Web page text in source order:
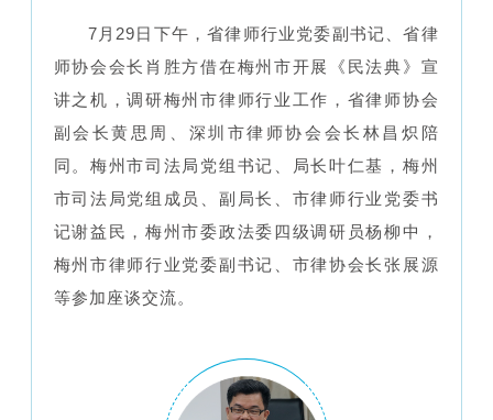
7月29日下午，省律师行业党委副书记、省律
师协会会长肖胜方借在梅州市开展《民法典》宣
讲之机，调研梅州市律师行业工作，省律师协会
副会长黄思周、深圳市律师协会会长林昌炽陪
同。梅州市司法局党组书记、局长叶仁基，梅州
市司法局党组成员、副局长、市律师行业党委书
记谢益民，梅州市委政法委四级调研员杨柳中，
梅州市律师行业党委副书记、市律协会长张展源
等参加座谈交流。